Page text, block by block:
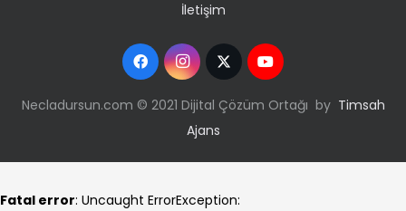
İletişim
Necladursun.com © 2021 Dijital Çözüm Ortağı by Timsah
Ajans
Fatal error: Uncaught ErrorException: